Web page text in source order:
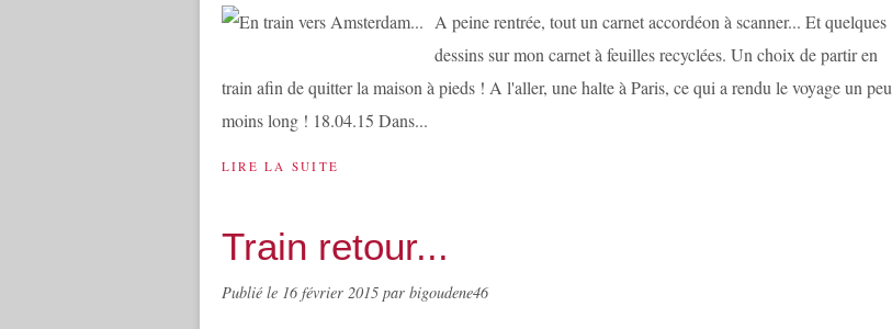
A peine rentrée, tout un carnet accordéon à scanner... Et quelques
dessins sur mon carnet à feuilles recyclées. Un choix de partir en
train afin de quitter la maison à pieds ! A l'aller, une halte à Paris, ce qui a rendu le voyage un peu
moins long ! 18.04.15 Dans...
LIRE LA SUITE
Train retour...
Publié le 16 février 2015 par bigoudene46